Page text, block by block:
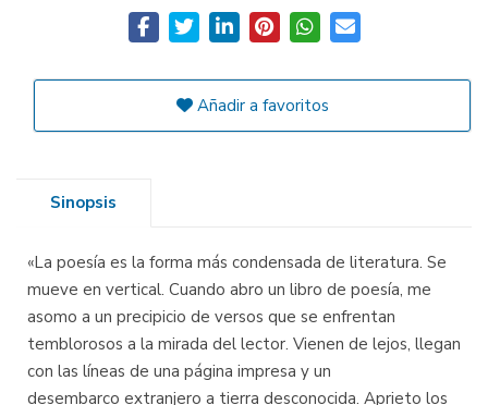
Añadir a favoritos
Sinopsis
«La poesía es la forma más condensada de literatura. Se
mueve en vertical. Cuando abro un libro de poesía, me
asomo a un precipicio de versos que se enfrentan
temblorosos a la mirada del lector. Vienen de lejos, llegan
con las líneas de una página impresa y un
desembarco extranjero a tierra desconocida. Aprieto los